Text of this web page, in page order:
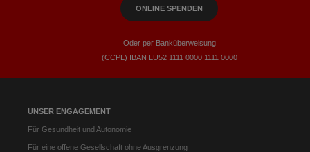
UNSER ENGAGEMENT
Für Gesundheit und Autonomie
Für eine offene Gesellschaft ohne Ausgrenzung
ONLINE SPENDEN
Oder per Banküberweisung
(CCPL) IBAN LU52​ 1111​ 0000​ 1111​ 0000